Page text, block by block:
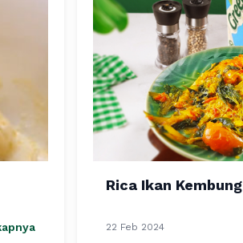
Rica Ikan Kembung
22 Feb 2024